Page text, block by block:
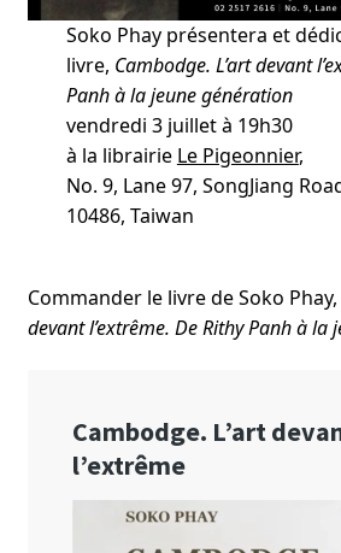
Soko Phay présentera et
livre, Cambodge. L’art devant
Panh à la jeune génération
vendredi 3 juillet à 19h30
à la librairie Le Pigeonnier,
No. 9, Lane 97, SongJiang
10486, Taiwan
Commander le livre de Soko Phay,
devant l’extrême. De Rithy Panh à la